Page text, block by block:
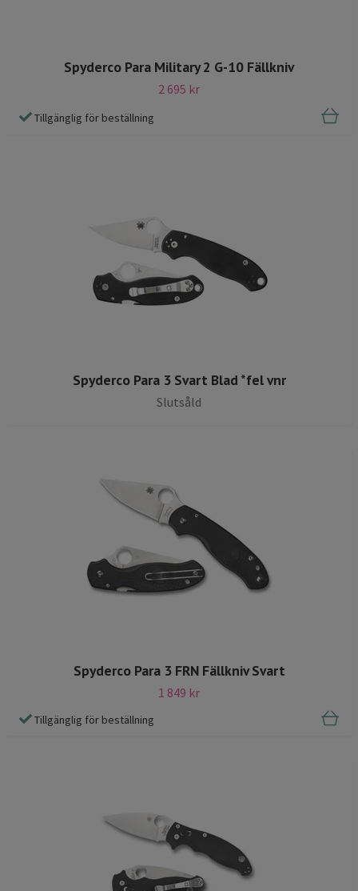
Spyderco Para Military 2 G-10 Fällkniv
2 695 kr
Tillgänglig för beställning
Spyderco Para 3 Svart Blad *fel vnr
Slutsåld
Spyderco Para 3 FRN Fällkniv Svart
1 849 kr
Tillgänglig för beställning